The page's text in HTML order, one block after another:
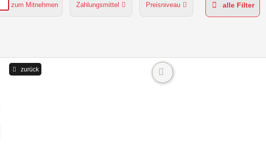
zum Mitnehmen Zahlungsmittel Preisniveau alle Filter
zurück